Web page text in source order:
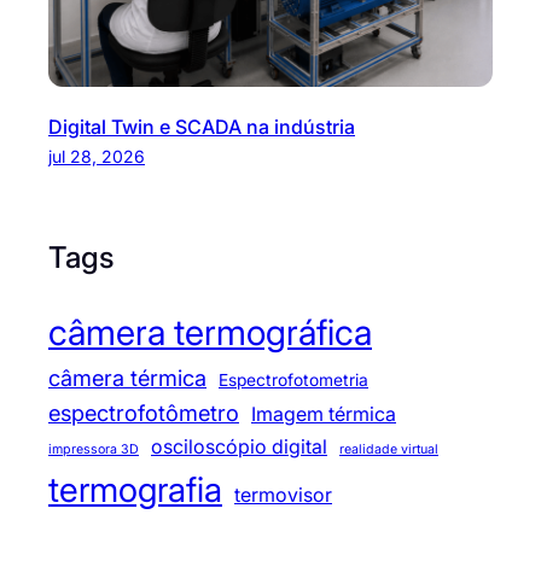
Digital Twin e SCADA na indústria
jul 28, 2026
Tags
câmera termográfica
câmera térmica Espectrofotometria
espectrofotômetro Imagem térmica
impressora 3D osciloscópio digital realidade virtual
termografia termovisor